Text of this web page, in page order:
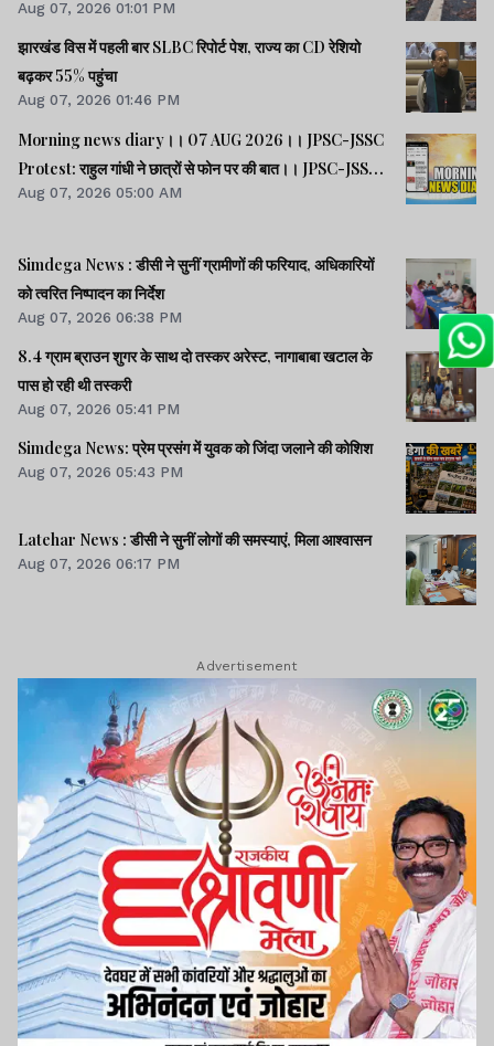
Aug 07, 2026 01:01 PM
झारखंड विस में पहली बार SLBC रिपोर्ट पेश, राज्य का CD रेशियो
बढ़कर 55% पहुंचा
Aug 07, 2026 01:46 PM
Morning news diary।। 07 AUG 2026।। JPSC-JSSC
Protest: राहुल गांधी ने छात्रों से फोन पर की बात।। JPSC-JSSC
आंदोलन: छात्र प्रतिनिधि अपनी मांगों पर अड़े।। ACB ने नेक्सजेन के
वीडियो.
Aug 07, 2026 05:00 AM
Simdega News : डीसी ने सुनीं ग्रामीणों की फरियाद, अधिकारियों
को त्वरित निष्पादन का निर्देश
Aug 07, 2026 06:38 PM
8.4 ग्राम ब्राउन शुगर के साथ दो तस्कर अरेस्ट, नागाबाबा खटाल के
पास हो रही थी तस्करी
Aug 07, 2026 05:41 PM
Simdega News: प्रेम प्रसंग में युवक को जिंदा जलाने की कोशिश
Aug 07, 2026 05:43 PM
Latehar News : डीसी ने सुनीं लोगों की समस्याएं, मिला आश्वासन
Aug 07, 2026 06:17 PM
Advertisement